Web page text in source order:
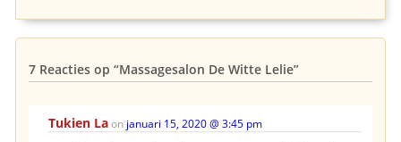
7 Reacties op “Massagesalon De Witte Lelie”
Tukien Laon januari 15, 2020 @ 3:45 pm